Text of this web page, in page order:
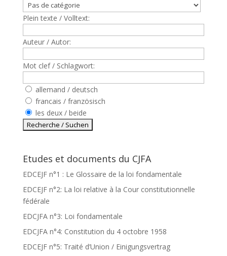
Plein texte / Volltext:
Auteur / Autor:
Mot clef / Schlagwort:
allemand / deutsch
francais / französisch
les deux / beide
Etudes et documents du CJFA
EDCEJF n°1 : Le Glossaire de la loi fondamentale
EDCEJF n°2: La loi relative à la Cour constitutionnelle
fédérale
EDCJFA n°3: Loi fondamentale
EDCJFA n°4: Constitution du 4 octobre 1958
EDCEJF n°5: Traité d’Union / Einigungsvertrag